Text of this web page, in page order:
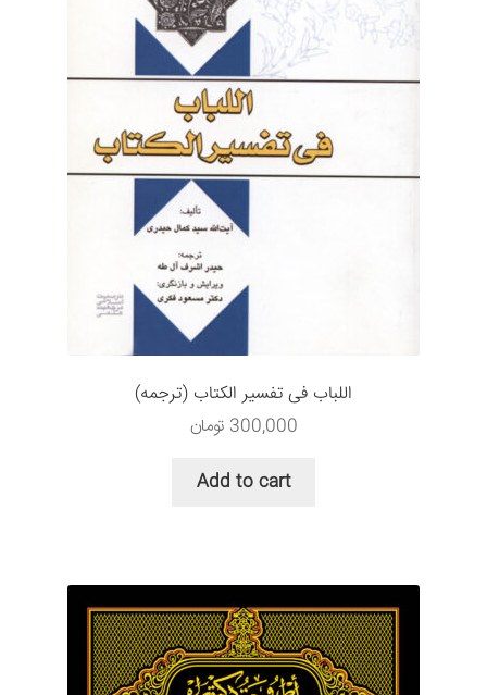
اللباب فی تفسیر الکتاب (ترجمه)
300,000 تومان
Add to cart